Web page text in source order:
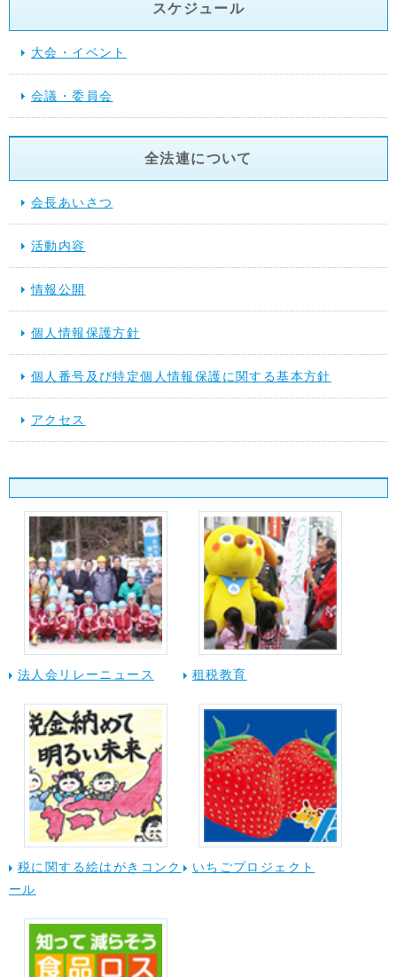
スケジュール
大会・イベント
会議・委員会
全法連について
会長あいさつ
活動内容
情報公開
個人情報保護方針
個人番号及び特定個人情報保護に関する基本方針
アクセス
法人会リレーニュース 租税教育
税に関する絵はがきコンク
ール
いちごプロジェクト